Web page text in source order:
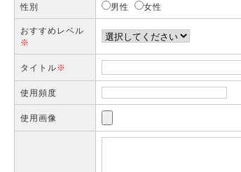
性別 男性 女性
おすすめレベル
※
タイトル※
使用頻度
使用画像